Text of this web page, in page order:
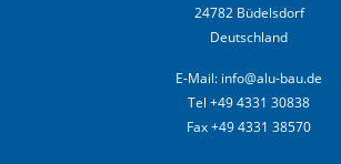
24782 Büdelsdorf
Deutschland
E-Mail: info@alu-bau.de
Tel +49 4331 30838
Fax +49 4331 38570